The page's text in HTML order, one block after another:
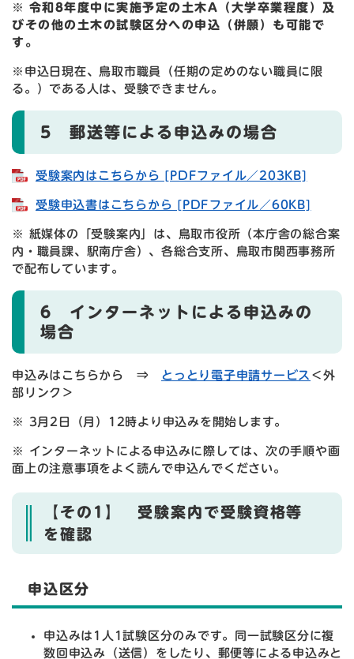
※ 令和8年度中に実施予定の土木A（大学卒業程度）及
びその他の土木の試験区分への申込（併願）も可能で
す。​
※申込日現在、鳥取市職員（任期の定めのない職員に限
る。）である人は、受験できません。
5 郵送等による申込みの場合
受験案内はこちらから [PDFファイル／203KB]
受験申込書はこちらから [PDFファイル／60KB]
※ 紙媒体の「受験案内」は、鳥取市役所（本庁舎の総合案
内・職員課、駅南庁舎）、各総合支所、鳥取市関西事務所
で配布しています。
6 インターネットによる申込みの
場合
申込みはこちらから ⇒ とっとり電子申請サービス ＜外
部リンク＞
※ 3月2日（月）12時より申込みを開始します。
※ インターネットによる申込みに際しては、次の手順や画
面上の注意事項をよく読んで申込んでください。
【その1】 受験案内で受験資格等
を確認
申込区分
申込みは1人1試験区分のみです。同一試験区分に複
数回申込み（送信）をしたり、郵便等による申込みと